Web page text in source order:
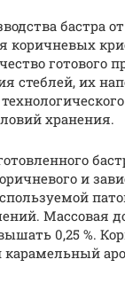
бастра
коричневых
готового
стеблей, их
хранения.
и
Массовая
0,25 %.